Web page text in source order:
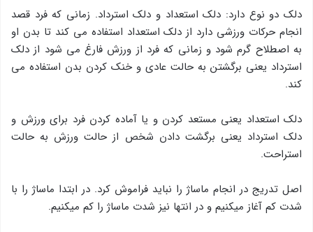
دلک دو نوع دارد: دلك استعداد و دلك استرداد. زمانی که فرد قصد
انجام حرکات ورزشی دارد از دلک استعداد استفاده می کند تا بدن او
به اصطلاح گرم شود و زمانی که فرد از ورزش فارغ می شود از دلک
استرداد یعنی برگشتن به حالت عادی و خنك كردن بدن استفاده می
کند.
دلک استعداد یعنی مستعد کردن و یا آماده کردن فرد برای ورزش و
دلک استرداد یعنی برگشت دادن شخص از حالت ورزش به حالت
استراحت.
اصل تدریج در انجام ماساژ را نباید فراموش کرد. در ابتدا ماساژ را با
شدت کم آغاز میکنیم و در انتها نیز شدت ماساژ را کم میکنیم.